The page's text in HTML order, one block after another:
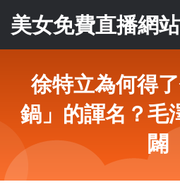
美女免費直播網站
徐特立為何得
鍋」的諢名？毛
闢